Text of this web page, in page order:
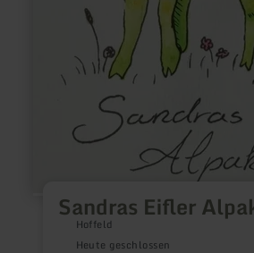
Sandras Eifler
Hoffeld
Heute geschlossen